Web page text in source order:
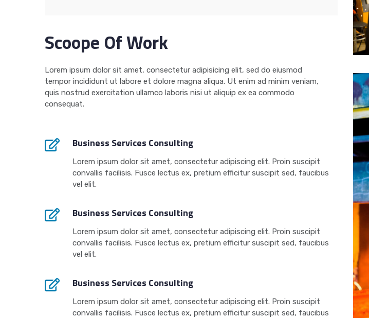
Scoope Of Work
Lorem ipsum dolor sit amet, consectetur adipisicing elit, sed do eiusmod
tempor incididunt ut labore et dolore magna aliqua. Ut enim ad minim veniam,
quis nostrud exercitation ullamco laboris nisi ut aliquip ex ea commodo
consequat.
Business Services Consulting
Lorem ipsum dolor sit amet, consectetur adipiscing elit. Proin suscipit
convallis facilisis. Fusce lectus ex, pretium efficitur suscipit sed, faucibus
vel elit.
Business Services Consulting
Lorem ipsum dolor sit amet, consectetur adipiscing elit. Proin suscipit
convallis facilisis. Fusce lectus ex, pretium efficitur suscipit sed, faucibus
vel elit.
Business Services Consulting
Lorem ipsum dolor sit amet, consectetur adipiscing elit. Proin suscipit
convallis facilisis. Fusce lectus ex, pretium efficitur suscipit sed, faucibus